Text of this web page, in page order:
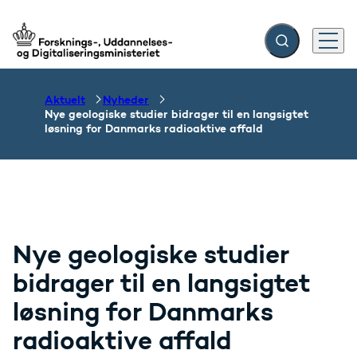
Gå til forsiden Fold søgefelt ud
Menu
Aktuelt
Nyheder
Nye geologiske studier bidrager til en langsigtet
løsning for Danmarks radioaktive affald
Nye geologiske studier
bidrager til en langsigtet
løsning for Danmarks
radioaktive affald